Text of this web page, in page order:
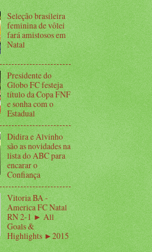
Seleção brasileira
feminina de vôlei
fará amistosos em
Natal
Presidente do
Globo FC festeja
título da Copa FNF
e sonha com o
Estadual
Didira e Alvinho
são as novidades na
lista do ABC para
encarar o
Confiança
Vitoria BA -
America FC Natal
RN 2-1 ► All
Goals &
Highlights ►2015